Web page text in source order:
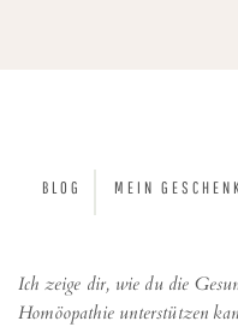
BLOG MEIN GESCHENK
Ich zeige dir, wie du die
Homöopathie unterstützen